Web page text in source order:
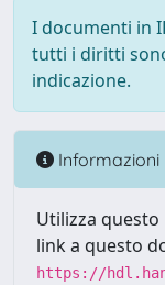
I documenti in
tutti i diritti
indicazione.
Informazioni
Utilizza
link a questo
https://